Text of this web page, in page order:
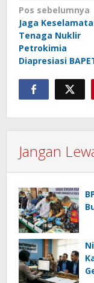
Navigasi
pos
Pos sebelumnya
Jaga
Tenaga Nuklir
Petrokimia
Diapresiasi
Jangan